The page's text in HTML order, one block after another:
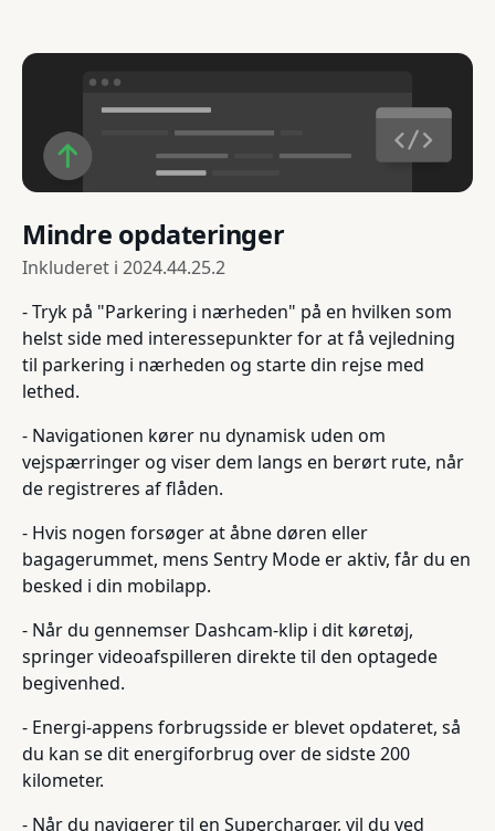
Mindre opdateringer
Inkluderet i 2024.44.25.2
- Tryk på "Parkering i nærheden" på en hvilken som
helst side med interessepunkter for at få vejledning
til parkering i nærheden og starte din rejse med
lethed.
- Navigationen kører nu dynamisk uden om
vejspærringer og viser dem langs en berørt rute, når
de registreres af flåden.
- Hvis nogen forsøger at åbne døren eller
bagagerummet, mens Sentry Mode er aktiv, får du en
besked i din mobilapp.
- Når du gennemser Dashcam-klip i dit køretøj,
springer videoafspilleren direkte til den optagede
begivenhed.
- Energi-appens forbrugsside er blevet opdateret, så
du kan se dit energiforbrug over de sidste 200
kilometer.
- Når du navigerer til en Supercharger, vil du ved